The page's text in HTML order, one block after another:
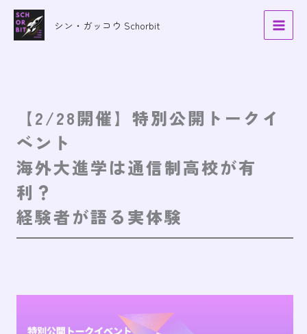
シン・ガッコウ Schorbit
【2/28開催】特別公開トークイ
ベント
海外大進学は通信制高校が有
利？
経験者が語る実体験